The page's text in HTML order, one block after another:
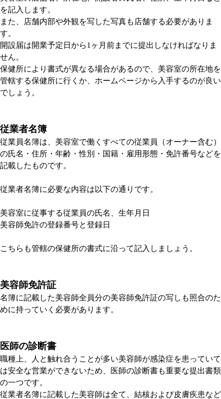
を記入します。
また、店舗内部や外観を写した写真も店舗する必要がありま
す。
開設届は開業予定日から1ヶ月前までに提出しなければなりま
せん。
保健所により書式が異なる場合があるので、美容室の所在地を
管轄する保健所に行くか、ホームページから入手するのが良い
でしょう。
従業者名簿
従業員名簿は、美容室で働くすべての従業員（オーナー含む）
の氏名・住所・年齢・性別・国籍・雇用形態・免許番号などを
記載したものです。
従業者名簿に必要な内容は以下の通りです。
美容室に従事する従業員の氏名、生年月日
美容師免許の登録番号と登録日
こちらも管轄の保健所の書式に沿って記入しましょう。
美容師免許証
名簿に記載した美容師全員分の美容師免許証の写しも照合のた
めに持っていく必要があります。
医師の診断書
職種上、人と触れ合うことが多い美容師が感染症を患っていて
は安全な営業ができないため、医師の診断書も重要な提出書類
の一つです。
従業者名簿に記載した美容師は全て、結核および皮膚疾患など